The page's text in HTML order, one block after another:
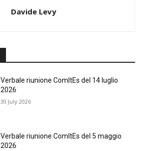
Davide Levy
Verbale riunione ComItEs del 14 luglio
2026
30 July 2026
Verbale riunione ComItEs del 5 maggio
2026